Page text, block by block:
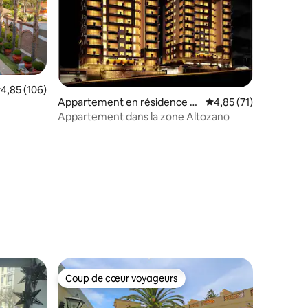
: 4,88 sur 5
moyenne sur la base de 106 commentaires : 4,85 sur 5
4,85 (106)
Appartement en résidence ⋅
Morelia
Évaluation moyenne
4,85 (71)
Appartement dans la zone Altozano
Coup de cœur voyageurs
Coup de cœur voyageurs